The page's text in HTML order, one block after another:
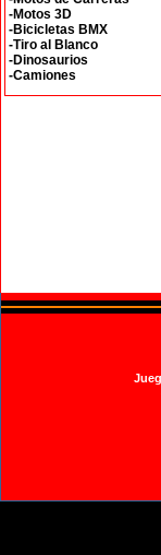
-Motos 3D
-Bicicletas BMX
-Tiro al Blanco
-Dinosaurios
-Camiones